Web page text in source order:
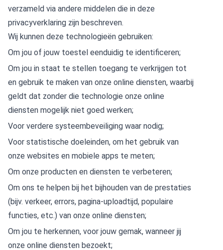
verzameld via andere middelen die in deze
privacyverklaring zijn beschreven.
Wij kunnen deze technologieën gebruiken:
Om jou of jouw toestel eenduidig te identificeren;
Om jou in staat te stellen toegang te verkrijgen tot
en gebruik te maken van onze online diensten, waarbij
geldt dat zonder die technologie onze online
diensten mogelijk niet goed werken;
Voor verdere systeembeveiliging waar nodig;
Voor statistische doeleinden, om het gebruik van
onze websites en mobiele apps te meten;
Om onze producten en diensten te verbeteren;
Om ons te helpen bij het bijhouden van de prestaties
(bijv. verkeer, errors, pagina-uploadtijd, populaire
functies, etc.) van onze online diensten;
Om jou te herkennen, voor jouw gemak, wanneer jij
onze online diensten bezoekt;